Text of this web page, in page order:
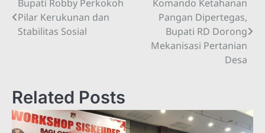
Navigasi
pos
Bupati Robby Perkokoh
Pilar Kerukunan dan
Stabilitas Sosial
Komando Ketahanan
Pangan Dipertegas,
Bupati RD Dorong
Mekanisasi Pertanian
Desa
Related Posts